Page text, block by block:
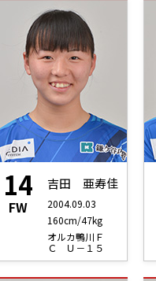
14
FW
吉田 亜寿佳
2004.09.03
160cm/47kg
オルカ鴨川Ｆ
Ｃ Ｕ－１５